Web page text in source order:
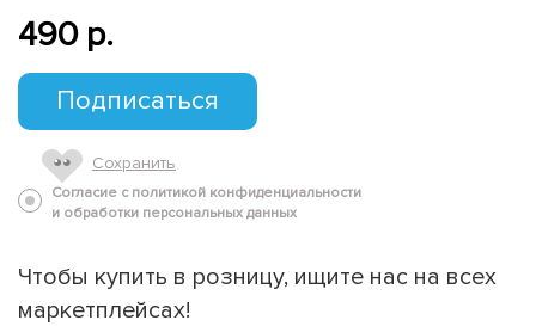
490 p.
Подписаться
Сохранить
Согласие с политикой конфиденциальности
и обработки персональных данных
Чтобы купить в розницу, ищите нас на всех
маркетплейсах!